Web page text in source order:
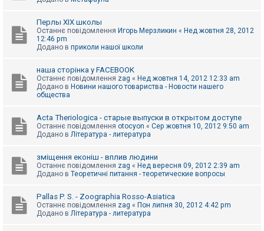
Перлы ХІХ школы
Останнє повідомлення Игорь Мерзликин « Нед жовтня 28, 2012
12:46 pm
Додано в приколи нашої школи
наша сторінка у FACEBOOK
Останнє повідомлення zag « Нед жовтня 14, 2012 12:33 am
Додано в Новини нашого товариства - Новости нашего
общества
Acta Theriologica - старые выпуски в открытом доступе
Останнє повідомлення otocyon « Сер жовтня 10, 2012 9:50 am
Додано в Література - литература
зміщення еконіш - вплив людини
Останнє повідомлення zag « Нед вересня 09, 2012 2:39 am
Додано в Теоретичні питання - теоретические вопросы
Pallas P. S. - Zoographia Rosso-Asiatica
Останнє повідомлення zag « Пон липня 30, 2012 4:42 pm
Додано в Література - литература